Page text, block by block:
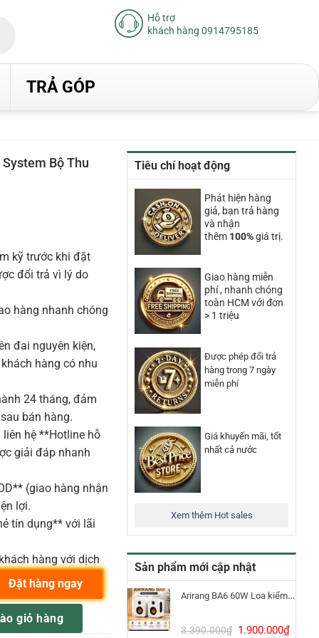
Hỗ trợ
khách hàng 0914795185
TRẢ GÓP
Tiêu chí hoạt động
Phát hiện hàng
giả, bạn trả hàng
và nhận
thêm 100%giá trị.
Giao hàng miễn
phí , nhanh chóng
toàn HCM với đơn
> 1 triệu
Được phép đổi trả
hàng trong 7 ngày
miễn phí
Giá khuyến mãi, tốt
nhất cả nước
Xem thêm Hot sales
Sản phẩm mới cập nhật
Arirang BA6 60W Loa kiểm âm Bluetooth 5.3
3.390.000₫ Giá
1.900.000₫Giá
Bộ Thu
kỹ trước khi đặt
đổi trả vì lý do
hàng nhanh chóng
đai nguyên kiện,
hàng có nhu
24 tháng, đảm
bán hàng.
hệ **Hotline hỗ
giải đáp nhanh
(giao hàng nhận
lợi.
tín dụng** với lãi
hàng với dịch
Bộ Thu Phát Tín Hiệu số lượng
giỏ hàng
Đặt hàng ngay